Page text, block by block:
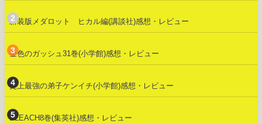
新装版メダロット ヒカル編(講談社)感想・レビュー
金色のガッシュ31巻(小学館)感想・レビュー
史上最強の弟子ケンイチ(小学館)感想・レビュー
BLEACH8巻(集英社)感想・レビュー